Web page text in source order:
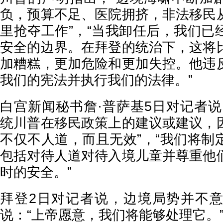
负，预算不足、医院拥挤，非法移民
里抢夺工作”，“当我卸任后，我们已
安全的边界。在拜登的统治下，这将
加糟糕，更加危险和更加失控。他违
我们的宪法并执行我们的法律。”
白宫新闻秘书詹·普萨基5日对记者
统川普在移民政策上的建议或建议，
不仅不人道，而且无效”，“我们将制
包括对待人道对待入境儿童并尊重他
时的安全。”
拜登2日对记者说，边境局势并不
说：“上帝愿意，我们将能够处理它。